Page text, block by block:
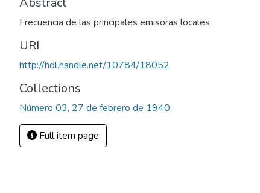
Frecuencia de las principales emisoras locales.
URI
http://hdl.handle.net/10784/18052
Collections
Número 03, 27 de febrero de 1940
Full item page